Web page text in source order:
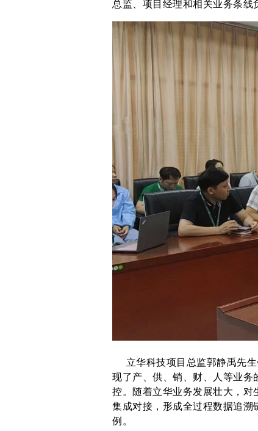
总监、项目经理和相关业务条线
立华科技项目总监郭静禹先生
现了产、供、销、财、人等业
控。随着立华业务发展壮大，
集成对接，形成全过程数据追
例。